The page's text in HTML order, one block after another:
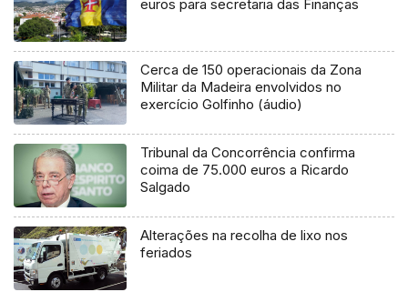
euros para secretaria das Finanças
Cerca de 150 operacionais da Zona
Militar da Madeira envolvidos no
exercício Golfinho (áudio)
Tribunal da Concorrência confirma
coima de 75.000 euros a Ricardo
Salgado
Alterações na recolha de lixo nos
feriados